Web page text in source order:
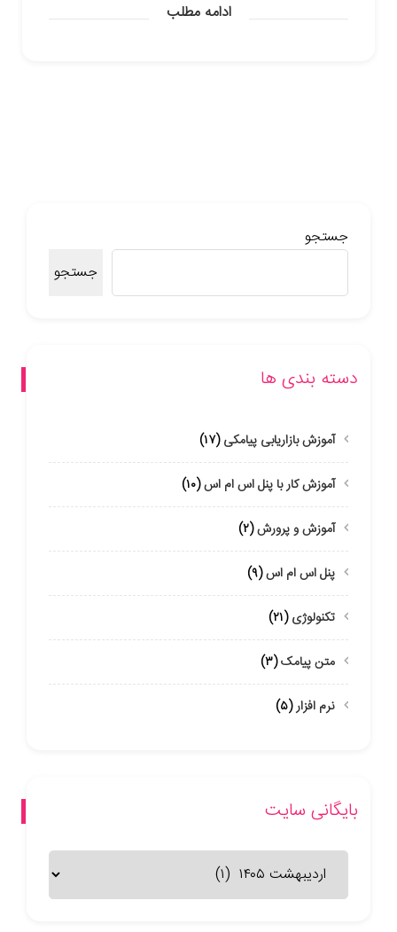
ادامه مطلب
جستجو
جستجو
دسته بندی ها
آموزش بازاریابی پیامکی(۱۷)
آموزش کار با پنل اس ام اس(۱۰)
آموزش و پرورش(۲)
پنل اس ام اس(۹)
تکنولوژی(۲۱)
متن پیامک(۳)
نرم افزار(۵)
بایگانی سایت
سایت